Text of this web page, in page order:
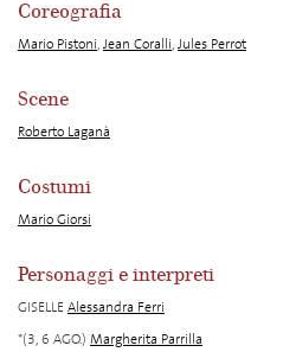
Coreografia
Mario Pistoni,Jean Coralli,Jules Perrot
Scene
Roberto Laganà
Costumi
Mario Giorsi
Personaggi e interpreti
GISELLEAlessandra Ferri
*(3, 6 AGO.) Margherita Parrilla